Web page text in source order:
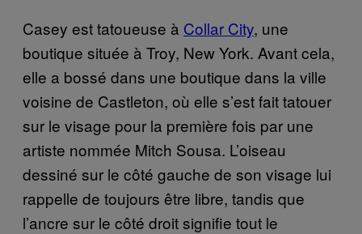
Casey est tatoueuse à Collar City, une
boutique située à Troy, New York. Avant cela,
elle a bossé dans une boutique dans la ville
voisine de Castleton, où elle s’est fait tatouer
sur le visage pour la première fois par une
artiste nommée Mitch Sousa. L’oiseau
dessiné sur le côté gauche de son visage lui
rappelle de toujours être libre, tandis que
l’ancre sur le côté droit signifie tout le